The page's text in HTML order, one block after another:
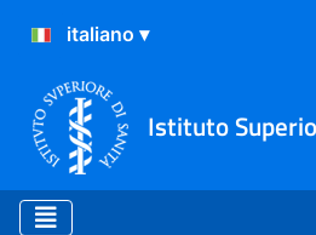
Istituto